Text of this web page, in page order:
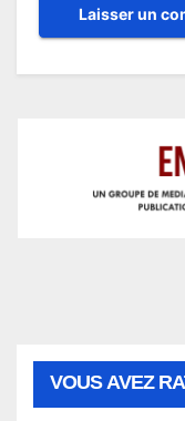
VOUS AVEZ